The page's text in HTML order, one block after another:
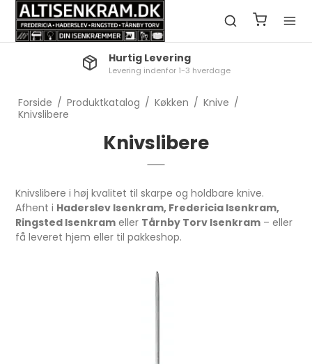
Hurtig Levering
Levering indenfor 1-3 hverdage
Forside / Produktkatalog / Køkken / Knive /
Knivslibere
Knivslibere
Knivslibere i høj kvalitet til skarpe og holdbare knive.
Afhent i Haderslev Isenkram, Fredericia Isenkram,
Ringsted Isenkram eller Tårnby Torv Isenkram – eller
få leveret hjem eller til pakkeshop.